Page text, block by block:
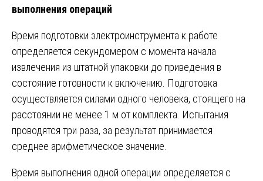
выполнения операций
Время подготовки электроинструмента к работе
определяется секундомером с момента начала
извлечения из штатной упаковки до приведения в
состояние готовности к включению. Подготовка
осуществляется силами одного человека, стоящего на
расстоянии не менее 1 м от комплекта. Испытания
проводятся три раза, за результат принимается
среднее арифметическое значение.
Время выполнения одной операции определяется с